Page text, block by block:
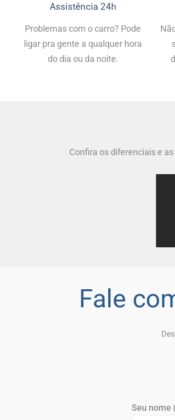
Assistência 24h
Problemas com o carro? Pode
ligar pra gente a qualquer hora
do dia ou da noite.
Confira os diferenciais e
Fale
Seu nome